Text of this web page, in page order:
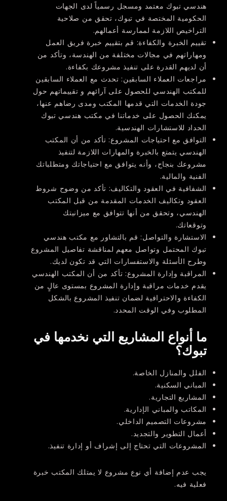
هندسي تبوك معتمد ومسجل رسمياً لدى الجهات
الحكومية المختصة في تبوك، تحقق من صلاحية
التراخيص اللازمة لممارسة أعمالهم.
تقييم الخبرة والكفاءة: قم بتقييم خبرة فريق العمل
ومهاراتهم في مجالات مختلفة من الهندسة، وتأكد من
أن لديهم القدرة على تنفيذ مشروعك بكفاءة.
مراجعات العملاء السابقين: تحدث مع العملاء السابقين
للمكتب الهندسي للحصول على آرائهم و تقييماتهم حول
جودة الخدمات التي قدمها المكتب ومدى رضاهم عنها،
يمكنك الحصول على خدماتنا في مكتب هندسي تبوك
الحداد للاستشارات الهندسية.
التوافق مع احتياجات المشروع: تأكد من أن المكتب
الهندسي يتمتع بالخبرة والمهارات اللازمة لتنفيذ
مشروعك بنجاح، وأنه يتوافق مع احتياجاتك ومتطلباتك
الفنية والمالية.
الشفافية في العقود والتكاليف: تأكد من وضوح شروط
العقود وتكاليف الخدمات المقدمة من قبل المكتب
الهندسي، وتحقق من أنها تتوافق مع ميزانيتك
وتوقعاتك.
الاستشارة والتواصل: قم بالتشاور مع مكتب هندسي
تبوك المحتمل وتواصل معهم لمناقشة تفاصيل المشروع
وطرح الأسئلة والاستفسارات التي قد تكون لديك.
المراقبة وإدارة المشروع: تأكد من أن المكتب الهندسي
يقدم خدمات مراقبة وإدارة المشروع بمستوى عالٍ من
الكفاءة والاحترافية لضمان تنفيذ المشروع بالشكل
المطلوب وفي الوقت المحدد.
ما أنواع المشاريع التي نخدمها في
تبوك؟
الفلل والمنازل الخاصة.
المباني السكنية.
المشاريع التجارية.
المكاتب والمباني الإدارية.
مشروعات التصميم الداخلي.
أعمال التطوير والتجديد.
المشروعات التي تحتاج إلى إشراف أو إدارة تنفيذ.
يجب عدم إضافة أي نوع مشروع لا يمتلك المكتب خبرة
فعلية فيه.